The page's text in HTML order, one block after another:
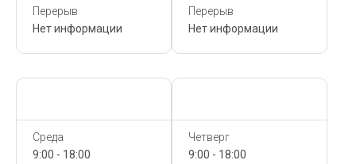
Перерыв
Нет информации
Перерыв
Нет информации
Среда
9:00 - 18:00
Четверг
9:00 - 18:00